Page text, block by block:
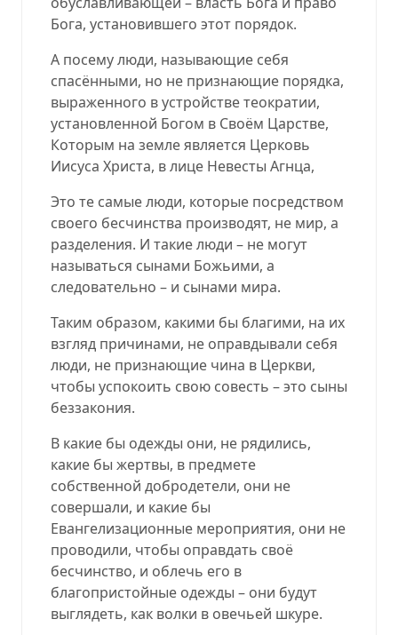
Бога, установившего этот порядок.
А посему люди, называющие себя
спасёнными, но не признающие порядка,
выраженного в устройстве теократии,
установленной Богом в Своём Царстве,
Которым на земле является Церковь
Иисуса Христа, в лице Невесты Агнца,
Это те самые люди, которые посредством
своего бесчинства производят, не мир, а
разделения. И такие люди – не могут
называться сынами Божьими, а
следовательно – и сынами мира.
Таким образом, какими бы благими, на их
взгляд причинами, не оправдывали себя
люди, не признающие чина в Церкви,
чтобы успокоить свою совесть – это сыны
беззакония.
В какие бы одежды они, не рядились,
какие бы жертвы, в предмете
собственной добродетели, они не
совершали, и какие бы
Евангелизационные мероприятия, они не
проводили, чтобы оправдать своё
бесчинство, и облечь его в
благопристойные одежды – они будут
выглядеть, как волки в овечьей шкуре.